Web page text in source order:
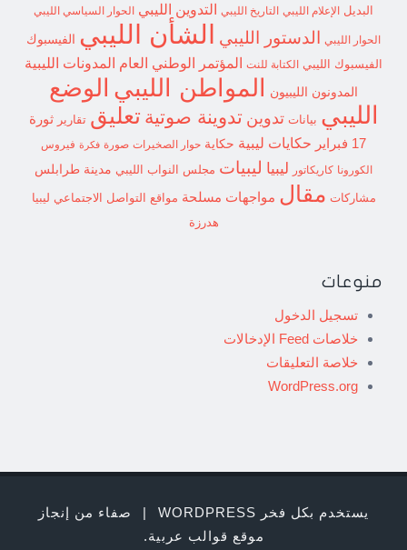
البديل
الإعلام الليبي التاريخ الليبي التدوين الليبي الحوار السياسي الليبي
الحوار الليبي الدستور الليبي الشأن الليبي الفيسبوك
الفيسبوك الليبي الكتابة للنت المؤتمر الوطني العام المدونات الليبية
المدونون الليبيون المواطن الليبي الوضع
الليبي بيانات تدوين تدوينة صوتية تعليق تقارير
ثورة
17 فبراير
حكايات ليبية حكاية حوار الصخيرات صورة فكرة فيروس
الكورونا كاريكاتور ليبيا ليبيات مجلس النواب الليبي مدينة طرابلس
مشاركات مقال مواجهات مسلحة مواقع التواصل الاجتماعي ليبيا
هدرزة
منوعات
تسجيل الدخول
خلاصات Feed الإدخالات
خلاصة التعليقات
WordPress.org
يستخدم بكل فخر WORDPRESS |
صفاء من إنجاز
موقع قوالب عربية.